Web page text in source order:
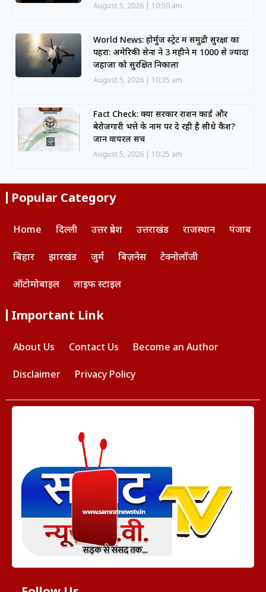
August 5, 2026 10:50 am
World News: होर्मुज स्ट्रेट में समुद्री सुरक्षा का
पहरा: अमेरिकी सेना ने 3 महीने में 1000 से ज्यादा
जहाजों को सुरक्षित निकाला
August 5, 2026 10:35 am
Fact Check: क्या सरकार राशन कार्ड और
बेरोजगारी भत्ते के नाम पर दे रही है सीधे कैश?
जानें वायरल सच
August 5, 2026 10:25 am
Popular Category
Home दिल्ली उत्तर प्रदेश उत्तराखंड राजस्थान पंजाब
बिहार झारखंड जुर्म बिज़नेस टेक्नोलॉजी
ऑटोमोबाइल लाइफ स्टाइल
Important Link
About Us Contact Us Become an Author
Disclaimer Privacy Policy